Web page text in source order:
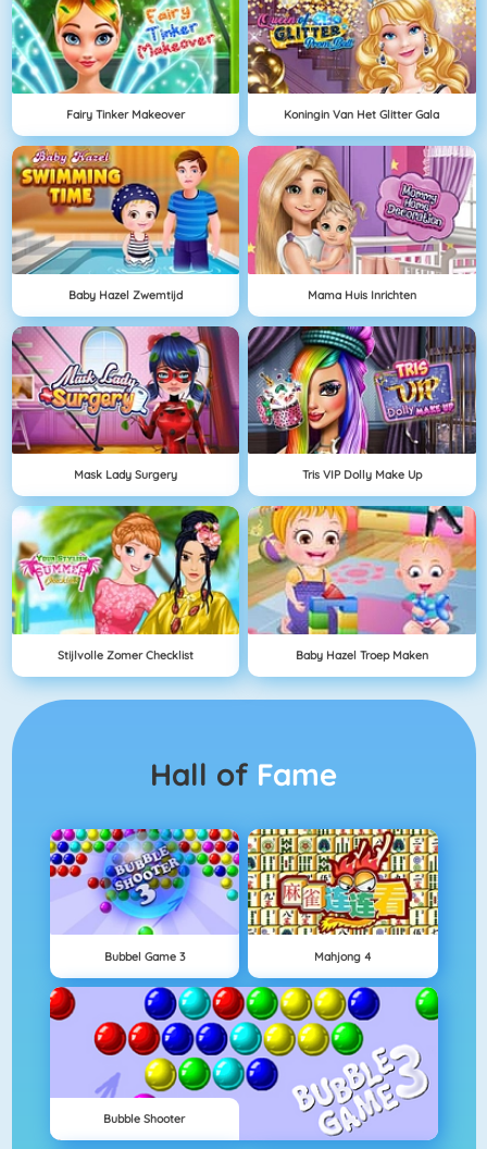
Fairy Tinker Makeover Koningin Van Het Glitter Gala
Baby Hazel Zwemtijd Mama Huis Inrichten
Mask Lady Surgery Tris VIP Dolly Make Up
Stijlvolle Zomer Checklist Baby Hazel Troep Maken
Hall of Fame
Bubbel Game 3 Mahjong 4
Bubble Shooter